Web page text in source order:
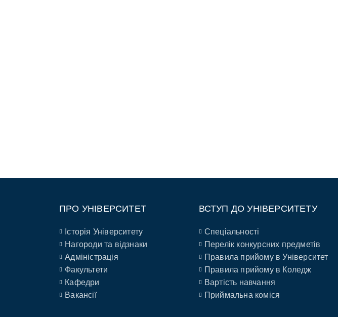
ПРО УНІВЕРСИТЕТ
Історія Університету
Нагороди та відзнаки
Адміністрація
Факультети
Кафедри
Вакансії
ВСТУП ДО УНІВЕРСИТЕТУ
Спеціальності
Перелік конкурсних предметів
Правила прийому в Університет
Правила прийому в Коледж
Вартість навчання
Приймальна коміся